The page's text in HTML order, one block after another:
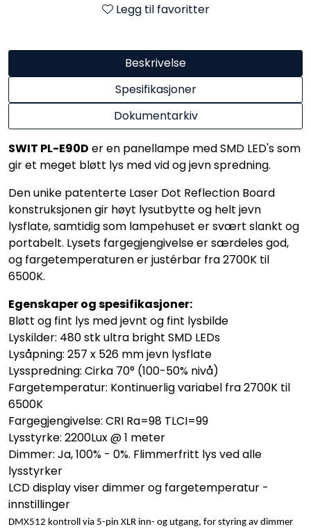
Legg til favoritter
Beskrivelse
Spesifikasjoner
Dokumentarkiv
SWIT PL-E90D er en panellampe med SMD LED's som
gir et meget bløtt lys med vid og jevn spredning.
Den unike patenterte Laser Dot Reflection Board
konstruksjonen gir høyt lysutbytte og helt jevn
lysflate, samtidig som lampehuset er svært slankt og
portabelt. Lysets fargegjengivelse er særdeles god,
og fargetemperaturen er justérbar fra 2700K til
6500K.
Egenskaper og spesifikasjoner:
Bløtt og fint lys med jevnt og fint lysbilde
Lyskilder: 480 stk ultra bright SMD LEDs
Lysåpning: 257 x 526 mm jevn lysflate
Lysspredning: Cirka 70° (100-50% nivå)
Fargetemperatur: Kontinuerlig variabel fra 2700K til
6500K
Fargegjengivelse: CRI Ra=98 TLCI=99
Lysstyrke: 2200Lux @ 1 meter
Dimmer: Ja, 100% - 0%. Flimmerfritt lys ved alle
lysstyrker
LCD display viser dimmer og fargetemperatur -
innstillinger
DMX512 kontroll via 5-pin XLR inn- og utgang, for styring av dimmer